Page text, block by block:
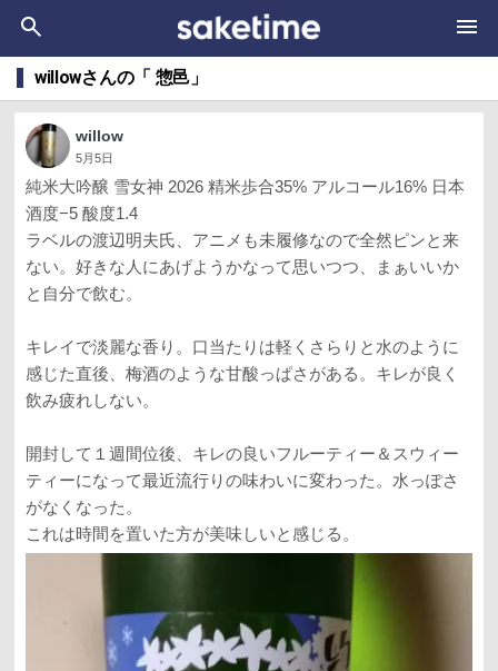
willowさんの「 惣邑」
willow
5月5日
純米大吟醸 雪女神 2026 精米歩合35% アルコール16% 日本
酒度−5 酸度1.4
ラベルの渡辺明夫氏、アニメも未履修なので全然ピンと来
ない。好きな人にあげようかなって思いつつ、まぁいいか
と自分で飲む。
キレイで淡麗な香り。口当たりは軽くさらりと水のように
感じた直後、梅酒のような甘酸っぱさがある。キレが良く
飲み疲れしない。
開封して１週間位後、キレの良いフルーティー＆スウィー
ティーになって最近流行りの味わいに変わった。水っぽさ
がなくなった。
これは時間を置いた方が美味しいと感じる。